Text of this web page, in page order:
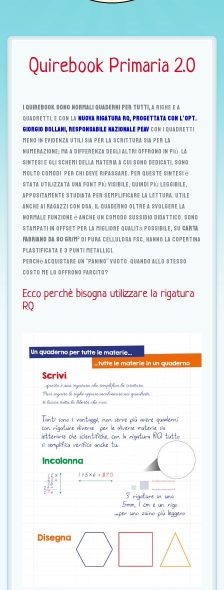
o
Quirebook Primaria 2.0
I quirebook sono normali quaderni per tutti,a righe e a
quadretti, e con la nuova rigatura RQ, progettata con l’opt.
Giorgio Bollani, responsabile nazionale PEAVcon i quadretti
meno in evidenza utili sia per la scrittura sia per la
numerazione; ma a differenza degli altri offrono in più la
sintesi e gli schemi della materia a cui sono dedicati.Sono
molto comodi per chi deve ripassare.Per queste sintesi è
stata utilizzata una font più visibile, quindi più leggibile,
appositamente studiata per semplificare la lettura. Utile
anche ai ragazzi con DSA.Il quaderno oltre a svolgere la
normale funzione è anche un comodo sussidio didattico.Sono
stampati in offset per la migliore qualità possibile, su CARTA
FABRIANO da 90 gr/m²di pura cellulosa FSC, hanno la copertina
plastificata e 3 punti metallici.
Perchè acquistare un “panino” vuoto quando allo stesso
costo me lo offrono farcito?
Ecco perchè bisogna utilizzare la rigatura
RQ